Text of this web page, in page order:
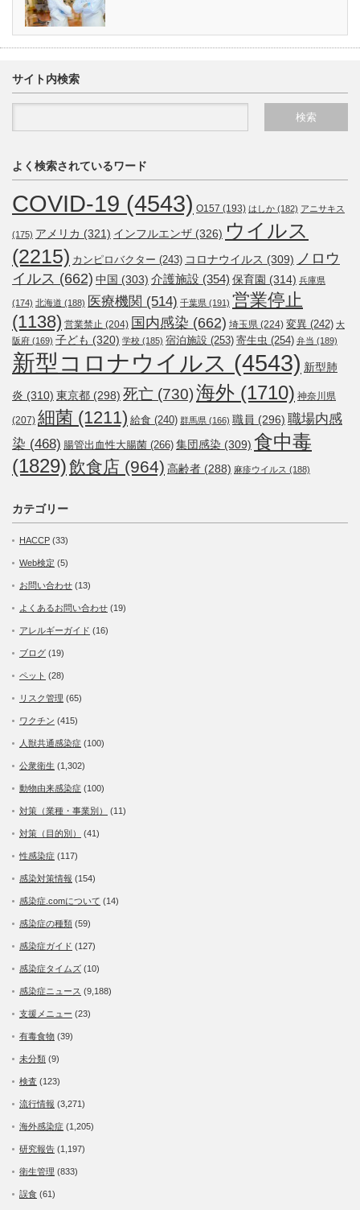
サイト内検索
よく検索されているワード
COVID-19 (4543) O157 (193) はしか (182) アニサキス
(175) アメリカ (321) インフルエンザ (326) ウイルス
(2215) カンピロバクター (243) コロナウイルス (309) ノロウ
イルス (662) 中国 (303) 介護施設 (354) 保育園 (314) 兵庫県
(174) 北海道 (188) 医療機関 (514) 千葉県 (191) 営業停止
(1138) 営業禁止 (204) 国内感染 (662) 埼玉県 (224) 変異 (242) 大
阪府 (169) 子ども (320) 学校 (185) 宿泊施設 (253) 寄生虫 (254) 弁当 (189)
新型コロナウイルス (4543) 新型肺
炎 (310) 東京都 (298) 死亡 (730)海外 (1710) 神奈川県
(207) 細菌 (1211) 給食 (240) 群馬県 (166) 職員 (296) 職場内感
染 (468) 腸管出血性大腸菌 (266) 集団感染 (309) 食中毒
(1829)飲食店 (964) 高齢者 (288) 麻疹ウイルス (188)
カテゴリー
HACCP (33)
Web検定 (5)
お問い合わせ (13)
よくあるお問い合わせ (19)
アレルギーガイド (16)
ブログ (19)
ペット (28)
リスク管理 (65)
ワクチン (415)
人獣共通感染症 (100)
公衆衛生 (1,302)
動物由来感染症 (100)
対策（業種・事業別） (11)
対策（目的別） (41)
性感染症 (117)
感染対策情報 (154)
感染症.comについて (14)
感染症の種類 (59)
感染症ガイド (127)
感染症タイムズ (10)
感染症ニュース (9,188)
支援メニュー (23)
有毒食物 (39)
未分類 (9)
検査 (123)
流行情報 (3,271)
海外感染症 (1,205)
研究報告 (1,197)
衛生管理 (833)
誤食 (61)